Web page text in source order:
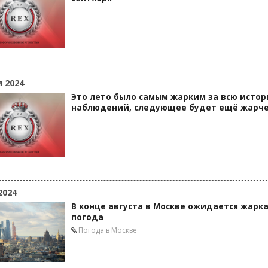
2024
Это лето было самым жарким за всю
наблюдений, следующее будет ещё
В конце августа в Москве ожидается
погода
Погода в Москве